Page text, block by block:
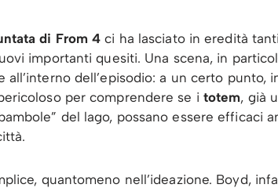
di From 4 ci ha lasciato in eredità
importanti quesiti. Una scena, in
all’interno dell’episodio: a un certo punto,
per comprendere se i totem, già
del lago, possano essere efficaci
quantomeno nell’ideazione. Boyd,